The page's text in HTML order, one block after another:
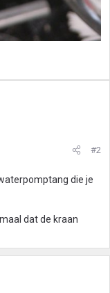
#2
die je
dat de kraan